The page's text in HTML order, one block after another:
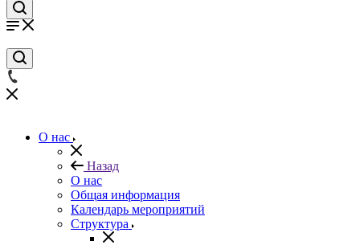
О нас
Назад
О нас
Общая информация
Календарь мероприятий
Структура